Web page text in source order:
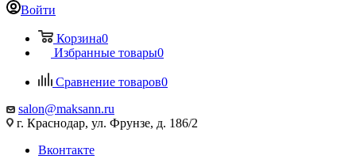
Войти
Корзина0
Избранные товары0
Сравнение товаров0
salon@maksann.ru
г. Краснодар, ул. Фрунзе, д. 186/2
Вконтакте